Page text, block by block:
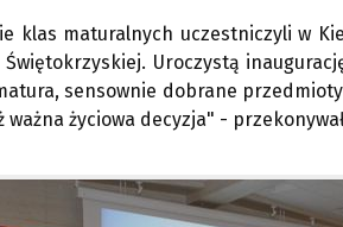
klas maturalnych uczestniczyli w
Uroczystą
sensownie dobrane
ważna życiowa decyzja" -